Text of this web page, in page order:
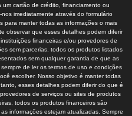
cartão de crédito, financiamento ou
imediatamente através do formulário
para manter todas as informações o mais
observar que esses detalhes podem diferir
financeiras e/ou provedores de
sem parcerias, todos os produtos listados
sem qualquer garantia de que as
de ler os termos de uso e condições
escolher. Nosso objetivo é manter todas
esses detalhes podem diferir do que é
de serviços ou sites de produtos
todos os produtos financeiros são
informações estejam atualizadas. Sempre